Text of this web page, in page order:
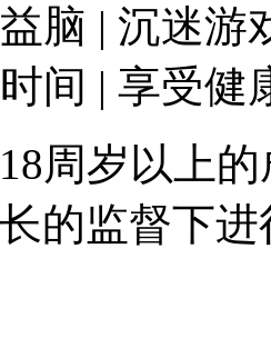
脑 | 沉迷游
间 | 享受健
周岁以上
的监督下